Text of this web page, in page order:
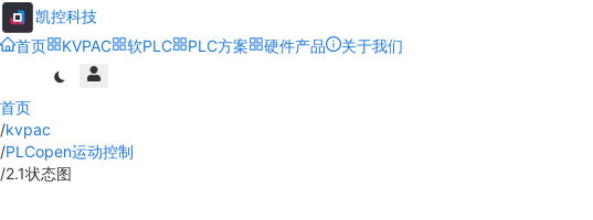
凯控科技
首页
KVPAC 软PLC PLC方案 硬件产品 关于我们
首页
/kvpac
/PLCopen运动控制
/2.1状态图